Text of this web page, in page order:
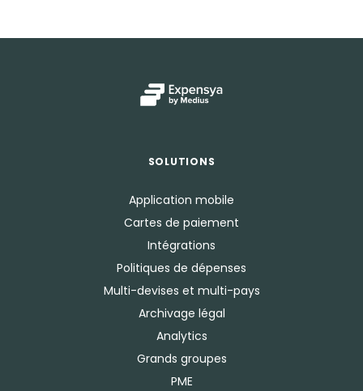
SOLUTIONS
Application mobile
Cartes de paiement
Intégrations
Politiques de dépenses
Multi-devises et multi-pays
Archivage légal
Analytics
Grands groupes
PME